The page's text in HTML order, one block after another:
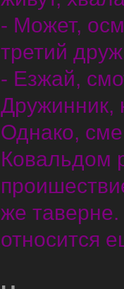
- Может,
третий
- Езжай,
Дружинник,
Однако,
Ковальдом
же таверне.
относится